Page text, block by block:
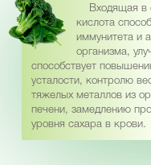
Входящая в
кислота
иммунитета и
организма,
способствует
усталости, контролю
тяжелых металлов из
печени, замедлению
уровня сахара в крови.